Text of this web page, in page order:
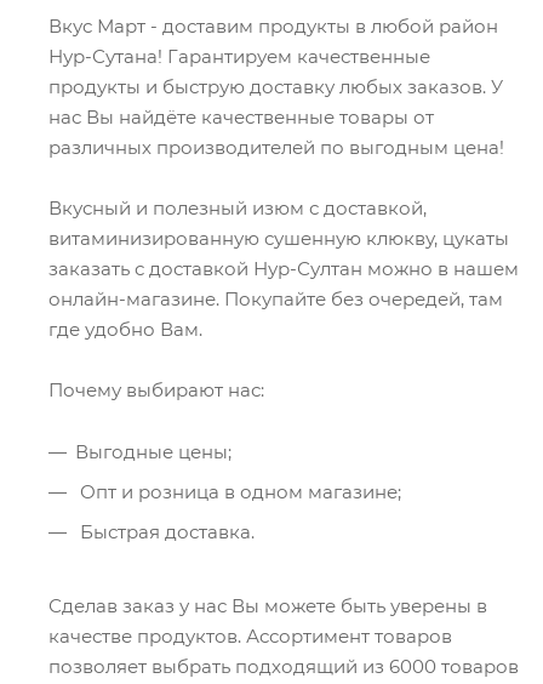
Вкус Март - доставим продукты в любой район
Нур-Сутана! Гарантируем качественные
продукты и быструю доставку любых заказов. У
нас Вы найдёте качественные товары от
различных производителей по выгодным цена!
Вкусный и полезный изюм с доставкой,
витаминизированную сушенную клюкву, цукаты
заказать с доставкой Нур-Султан можно в нашем
онлайн-магазине. Покупайте без очередей, там
где удобно Вам.
Почему выбирают нас:
Выгодные цены;
Опт и розница в одном магазине;
Быстрая доставка.
Сделав заказ у нас Вы можете быть уверены в
качестве продуктов. Ассортимент товаров
позволяет выбрать подходящий из 6000 товаров